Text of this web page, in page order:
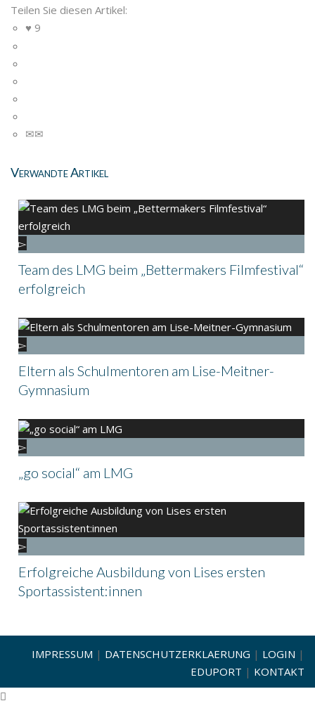
Teilen Sie diesen Artikel:
9
Verwandte Artikel
Team des LMG beim „Bettermakers Filmfestival“
erfolgreich
Eltern als Schulmentoren am Lise-Meitner-
Gymnasium
„go social“ am LMG
Erfolgreiche Ausbildung von Lises ersten
Sportassistent:innen
IMPRESSUM | DATENSCHUTZERKLAERUNG | LOGIN |
EDUPORT | KONTAKT